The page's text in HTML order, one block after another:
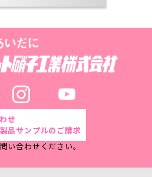
せ
品サンプルのご請求
い合わせください。